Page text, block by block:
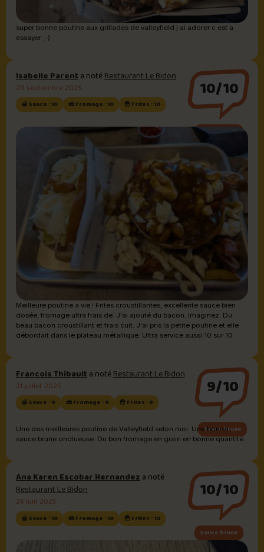
super bonne poutine aux grillades de valleyfield j ai adorer c est a
essayer ;-)
Isabelle Parenta notéRestaurant Le Bidon
29 septembre 2025
🍯 Sauce : 10 🧀 Fromage : 10 🍟 Frites : 10
10/10
Sauce brune
Meilleure poutine a vie ! Frites croustillantes, excellente sauce bien
dosée, fromage ultra frais de. J'ai ajouté du bacon. Imaginez. Du
beau bacon croustillant et frais cuit. J'ai pris la petite poutine et elle
débordait dans le plateau métallique. Ultra service aussi 10 sur 10
Francois Thibaulta notéRestaurant Le Bidon
21 juillet 2025
🍯 Sauce : 9 🧀 Fromage : 9 🍟 Frites : 9
9/10
Sauce brune
Une des meilleures poutine de Valleyfield selon moi. Une bonne
sauce brune onctueuse. Du bon fromage en grain en bonne quantité.
Ana Karen Escobar Hernandeza noté
Restaurant Le Bidon
24 juin 2025
🍯 Sauce : 10 🧀 Fromage : 10 🍟 Frites : 10
10/10
Sauce brune